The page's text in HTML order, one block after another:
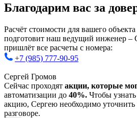
Благодарим вас за
Расчёт стоимости для вашего объекта
подготовит наш ведущий инженер –
пришлёт все расчеты с номера:
+7 (985) 777-90-95
Сергей Громов
Сейчас проходят акции, которые
автоматизации до 40%. Чтобы
акцию, Сергею необходимо уточнить
разговоре.